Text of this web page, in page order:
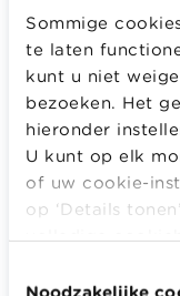
Sommige
te laten
kunt u niet
bezoeken. Het
hieronder
U kunt op elk
of uw cookie-
op ‘Details
Noodzakelijke
Ben je
van andere
Je moet het
huurgelden) van
ongeacht of het
appartement,
Weetje